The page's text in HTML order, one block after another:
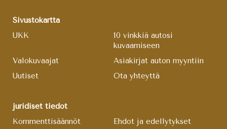
Sivustokartta
UKK
10 vinkkiä autosi
kuvaamiseen
Valokuvaajat
Asiakirjat auton myyntiin
Uutiset
Ota yhteyttä
juridiset tiedot
Kommenttisäännöt
Ehdot ja edellytykset